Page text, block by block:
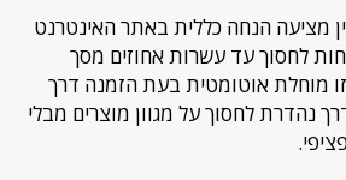
מציעה הנחה כללית באתר האינטרנט
לחסוך עד עשרות אחוזים מסך
מוחלת אוטומטית בעת הזמנה דרך
נהדרת לחסוך על מגוון מוצרים מבלי